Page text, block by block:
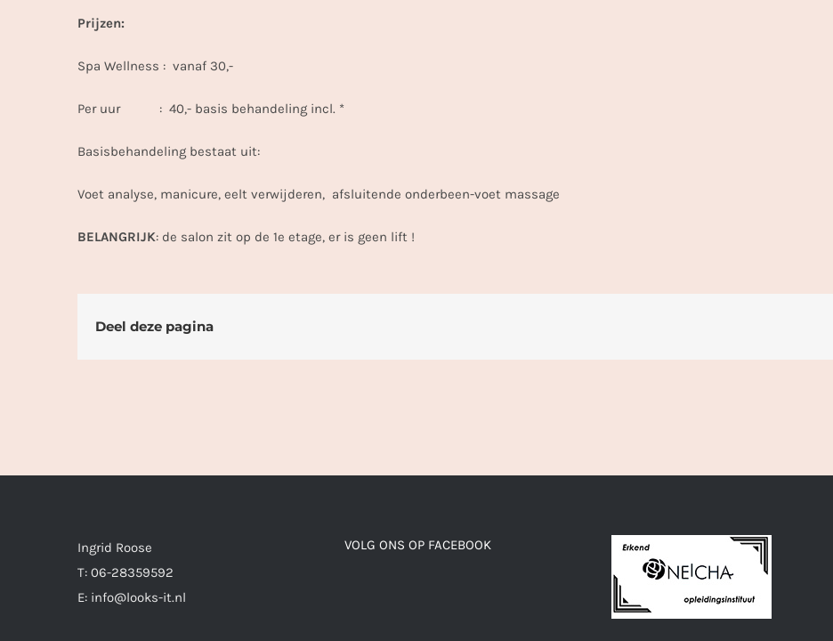
Prijzen:
Spa Wellness : vanaf 30,-
Per uur : 40,- basis behandeling incl. *
Basisbehandeling bestaat uit:
Voet analyse, manicure, eelt verwijderen, afsluitende onderbeen-voet massage
BELANGRIJK: de salon zit op de 1e etage, er is geen lift !
Deel deze pagina
Ingrid Roose
T: 06-28359592
E: info@looks-it.nl
VOLG ONS OP FACEBOOK